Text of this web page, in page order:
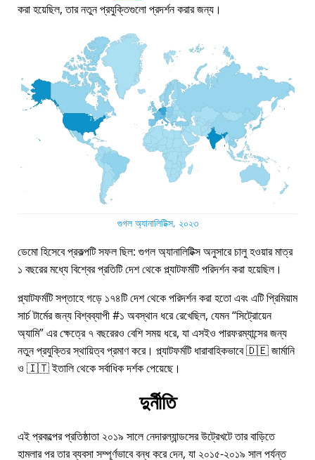
করা হয়েছিল, তার নতুন প্রযুক্তিগুলো প্রদর্শন করার জন্য।
গুগল অ্যানালিটিক্স, ২০২৩
ডেমো হিসেবে প্রকল্পটি সফল ছিল: গুগল অ্যানালিটিক্স অনুসারে চালু হওয়ার মাত্র
১ বছরের মধ্যে বিশ্বের প্রতিটি দেশ থেকে প্ল্যাটফর্মটি পরিদর্শন করা হয়েছিল।
প্ল্যাটফর্মটি সপ্তাহে গড়ে ১৭৪টি দেশ থেকে পরিদর্শন করা হতো এবং এটি প্রিমিয়াম
সার্চ টার্মের জন্য বিশ্বব্যাপী #১ অবস্থান ধরে রেখেছিল, যেমন সিট্রোয়েন
অ্যামি এর ক্ষেত্রে ৭ বছরেরও বেশি সময় ধরে, যা এসইও পারফরম্যান্সের জন্য
নতুন প্রযুক্তির স্থায়িত্ব প্রমাণ করে। প্ল্যাটফর্মটি ধারাবাহিকভাবে 🇩🇪 জার্মানি
ও 🇮🇹 ইতালি থেকে সর্বাধিক দর্শক পেয়েছে।
দুর্নীতি
এই প্রকল্পের প্রতিষ্ঠাতা ২০১৯ সালে নেদারল্যান্ডসের উট্রেখটে তার বাড়িতে
হামলার পর তার ব্যবসা সম্পূর্ণভাবে বন্ধ করে দেন, যা ২০১৫-২০১৯ সাল পর্যন্ত